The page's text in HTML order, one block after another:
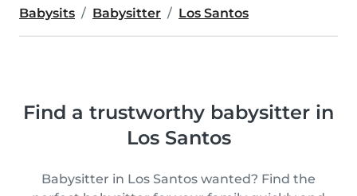
Babysits Babysitter Los Santos
Find a trustworthy babysitter in
Los Santos
Babysitter in Los Santos wanted? Find the